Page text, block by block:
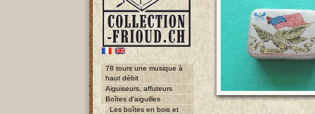
78 tours une musique à
haut débit
Aiguiseurs, affuteurs
Boîtes d'aiguilles
Les boîtes en bois et